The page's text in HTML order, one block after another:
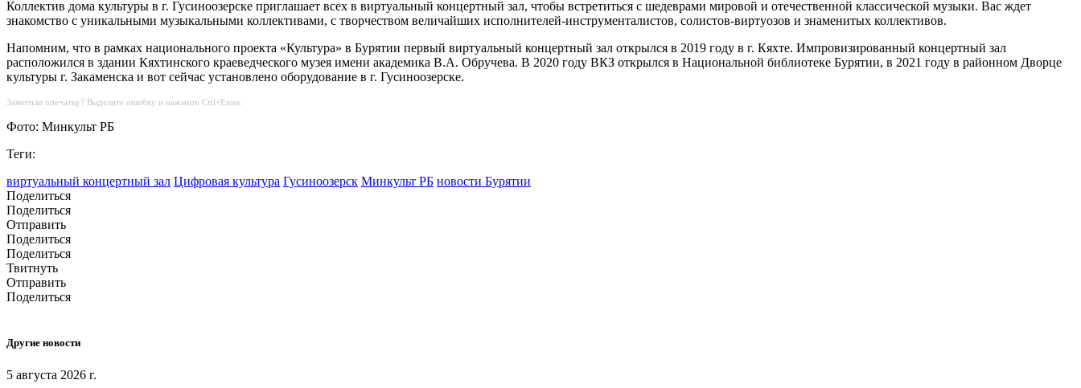
Коллектив дома культуры в г. Гусиноозерске приглашает всех в виртуальный концертный зал, чтобы встретиться с шедеврами мировой и отечественной классической музыки. Вас ждет
знакомство с уникальными музыкальными коллективами, с творчеством величайших исполнителей-инструменталистов, солистов-виртуозов и знаменитых коллективов.
Напомним, что в рамках национального проекта «Культура» в Бурятии первый виртуальный концертный зал открылся в 2019 году в г. Кяхте. Импровизированный концертный зал
расположился в здании Кяхтинского краеведческого музея имени академика В.А. Обручева. В 2020 году ВКЗ открылся в Национальной библиотеке Бурятии, в 2021 году в районном Дворце
культуры г. Закаменска и вот сейчас установлено оборудование в г. Гусиноозерске.
Заметили опечатку? Выделите ошибку и нажмите Ctrl+Enter.
Фото: Минкульт РБ
Теги:
виртуальный концертный зал Цифровая культура Гусиноозерск Минкульт РБ новости Бурятии
Поделиться
Поделиться
Отправить
Поделиться
Поделиться
Твитнуть
Отправить
Поделиться
Другие новости
5 августа 2026 г.